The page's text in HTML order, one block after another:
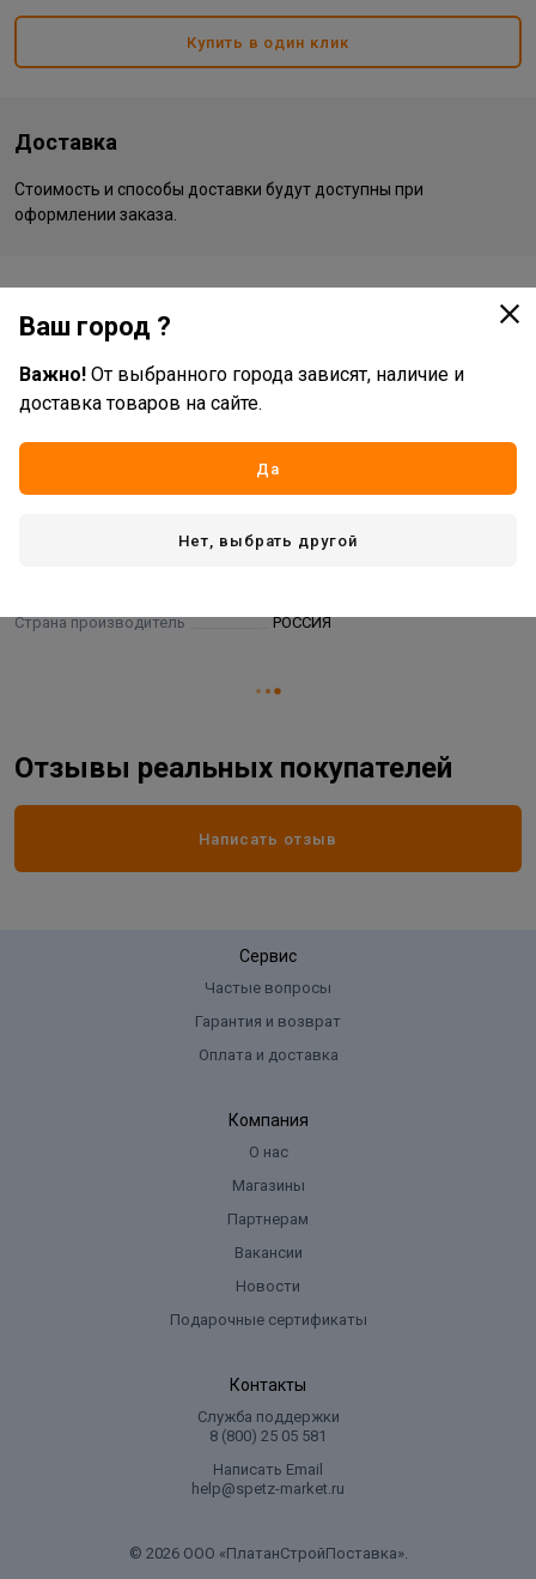
Купить в один клик
Доставка
Стоимость и способы доставки будут доступны при
оформлении заказа.
багет
пенополистирол
Страна производитель РОССИЯ
Отзывы реальных покупателей
Написать отзыв
Сервис
Частые вопросы
Гарантия и возврат
Оплата и доставка
Компания
О нас
Магазины
Партнерам
Вакансии
Новости
Подарочные сертификаты
Контакты
Служба поддержки
8 (800) 25 05 581
Написать Email
help@spetz-market.ru
© 2026 ООО «ПлатанСтройПоставка».
Ваш город ?
Важно! От выбранного города зависят, наличие и
доставка товаров на сайте.
Да
Нет, выбрать другой